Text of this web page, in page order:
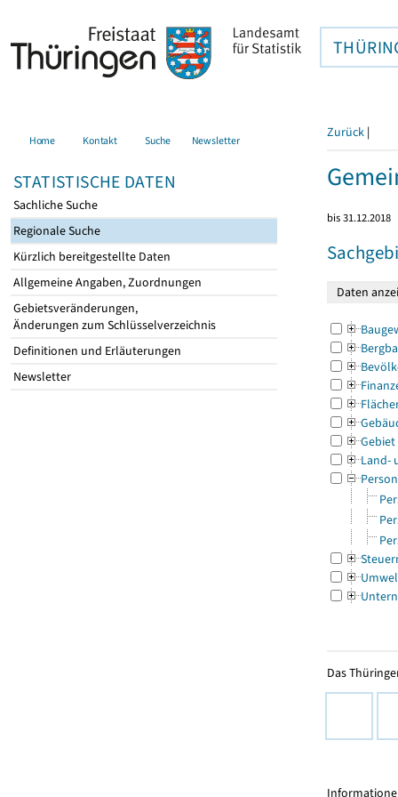
Home Kontakt Suche Newsletter
STATISTISCHE DATEN
Sachliche Suche
Regionale Suche
Kürzlich bereitgestellte Daten
Allgemeine Angaben, Zuordnungen
Gebietsveränderungen,
Änderungen zum Schlüsselverzeichnis
Definitionen und Erläuterungen
Newsletter
Zurück |
bis 31.12.2018
Gebiet
Land-
Das